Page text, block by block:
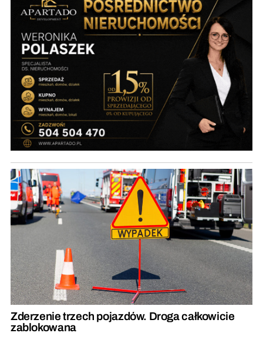
Zderzenie trzech pojazdów. Droga całkowicie
zablokowana